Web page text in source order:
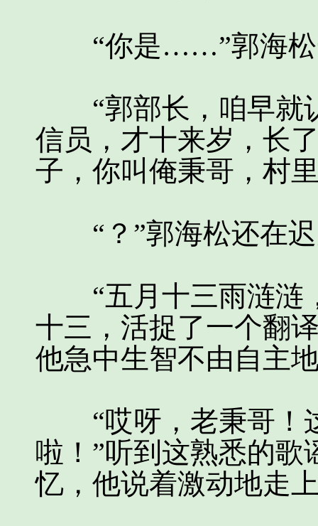
“你是……”郭海松
“郭部长，咱早就
信员，才十来岁，长
子，你叫俺秉哥，村
“？”郭海松还在迟
“五月十三雨涟涟
十三，活捉了一个翻
他急中生智不由自主
“哎呀，老秉哥！
啦！”听到这熟悉的
忆，他说着激动地走